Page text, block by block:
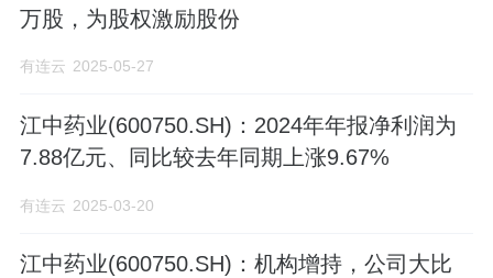
万股，为股权激励股份
有连云 2025-05-27
江中药业(600750.SH)：2024年年报净利润为
7.88亿元、同比较去年同期上涨9.67%
有连云 2025-03-20
江中药业(600750.SH)：机构增持，公司大比